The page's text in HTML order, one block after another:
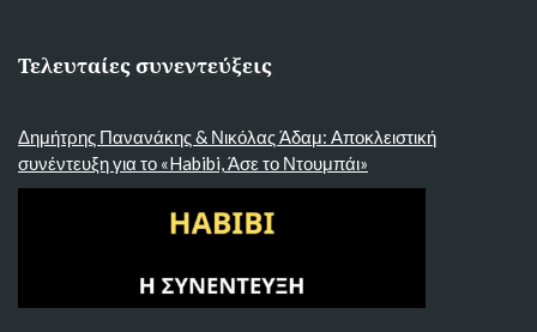
Τελευταίες συνεντεύξεις
Δημήτρης Πανανάκης & Νικόλας Άδαμ: Αποκλειστική
συνέντευξη για το «Habibi, Άσε το Ντουμπάι»